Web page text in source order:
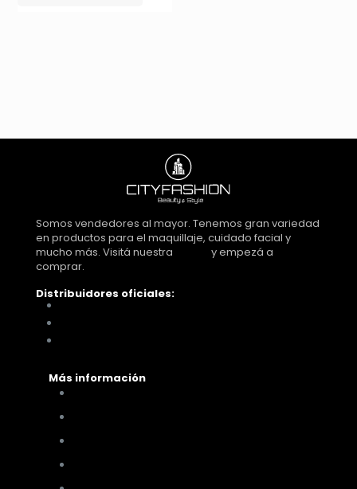
Somos vendedores al mayor. Tenemos gran variedad
en productos para el maquillaje, cuidado facial y
mucho más. Visitá nuestra
y empezá a
comprar.
Distribuidores oficiales:
Más información